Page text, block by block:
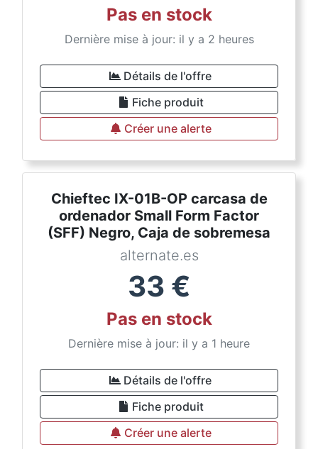
Pas en stock
Dernière mise à jour: il y a 2 heures
Détails de l'offre
Fiche produit
Créer une alerte
Chieftec IX-01B-OP carcasa de
ordenador Small Form Factor
(SFF) Negro, Caja de sobremesa
alternate.es
33 €
Pas en stock
Dernière mise à jour: il y a 1 heure
Détails de l'offre
Fiche produit
Créer une alerte